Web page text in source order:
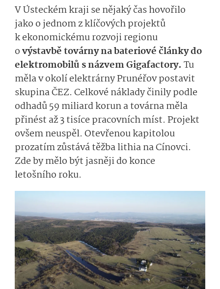
V Ústeckém kraji se nějaký čas hovořilo
jako o jednom z klíčových projektů
k ekonomickému rozvoji regionu
ovýstavbě továrny na bateriové články do
elektromobilů s názvem Giga­factory. Tu
měla v okolí elektrárny Prunéřov postavit
skupina ČEZ. Celkové náklady činily podle
odhadů 59 miliard korun a továrna měla
přinést až 3 tisíce pracovních míst. Projekt
ovšem neuspěl. Otevřenou kapitolou
prozatím zůstává těžba lithia na Cínovci.
Zde by mělo být jasněji do konce
letošního roku.